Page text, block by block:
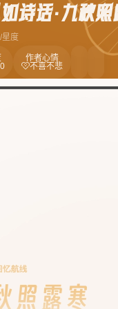
诗话·九秋照
度
作者心情
不喜不悲